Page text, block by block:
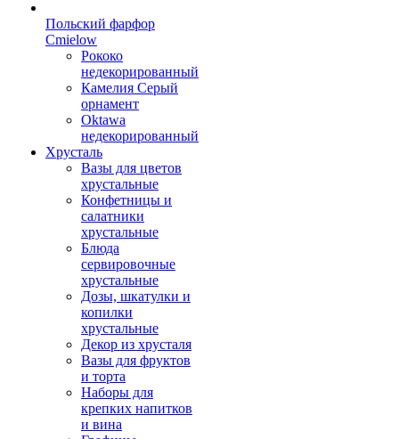
Польский фарфор
Сmielow
Рококо
недекорированный
Камелия Серый
орнамент
Oktawa
недекорированный
Хрусталь
Вазы для цветов
хрустальные
Конфетницы и
салатники
хрустальные
Блюда
сервировочные
хрустальные
Дозы, шкатулки и
копилки
хрустальные
Декор из хрусталя
Вазы для фруктов
и торта
Наборы для
крепких напитков
и вина